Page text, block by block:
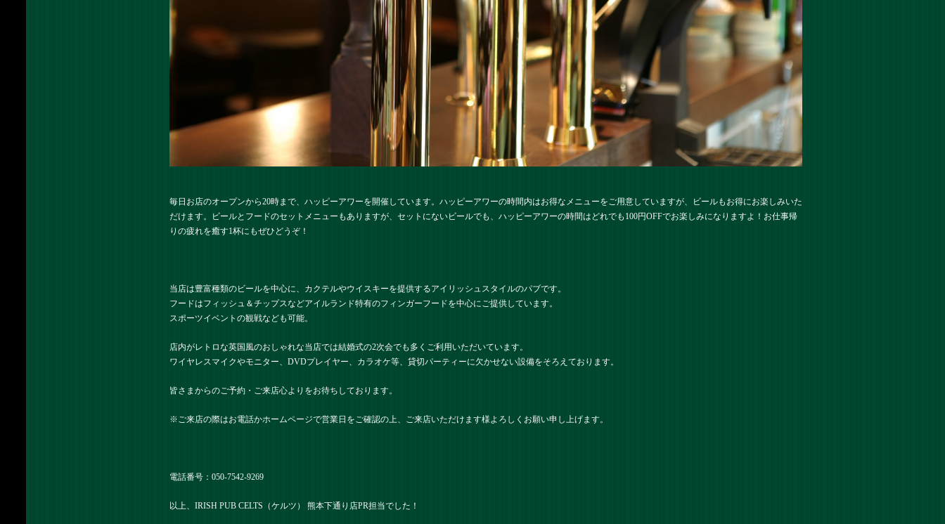
毎日お店のオープンから20時まで、ハッピーアワーを開催しています。ハッピーアワーの時間内はお得なメニューをご用意していますが、ビールもお得にお楽しみいた
だけます。ビールとフードのセットメニューもありますが、セットにないビールでも、ハッピーアワーの時間はどれでも100円OFFでお楽しみになりますよ！お仕事帰
りの疲れを癒す1杯にもぜひどうぞ！
当店は豊富種類のビールを中心に、カクテルやウイスキーを提供するアイリッシュスタイルのパブです。
フードはフィッシュ＆チップスなどアイルランド特有のフィンガーフードを中心にご提供しています。
スポーツイベントの観戦なども可能。
店内がレトロな英国風のおしゃれな当店では結婚式の2次会でも多くご利用いただいています。
ワイヤレスマイクやモニター、DVDプレイヤー、カラオケ等、貸切パーティーに欠かせない設備をそろえております。
皆さまからのご予約・ご来店心よりをお待ちしております。
※ご来店の際はお電話かホームページで営業日をご確認の上、ご来店いただけます様よろしくお願い申し上げます。
電話番号： 050-7542-9269
以上、IRISH PUB CELTS（ケルツ） 熊本下通り店PR担当でした！